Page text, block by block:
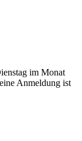
im Monat
Anmeldung ist